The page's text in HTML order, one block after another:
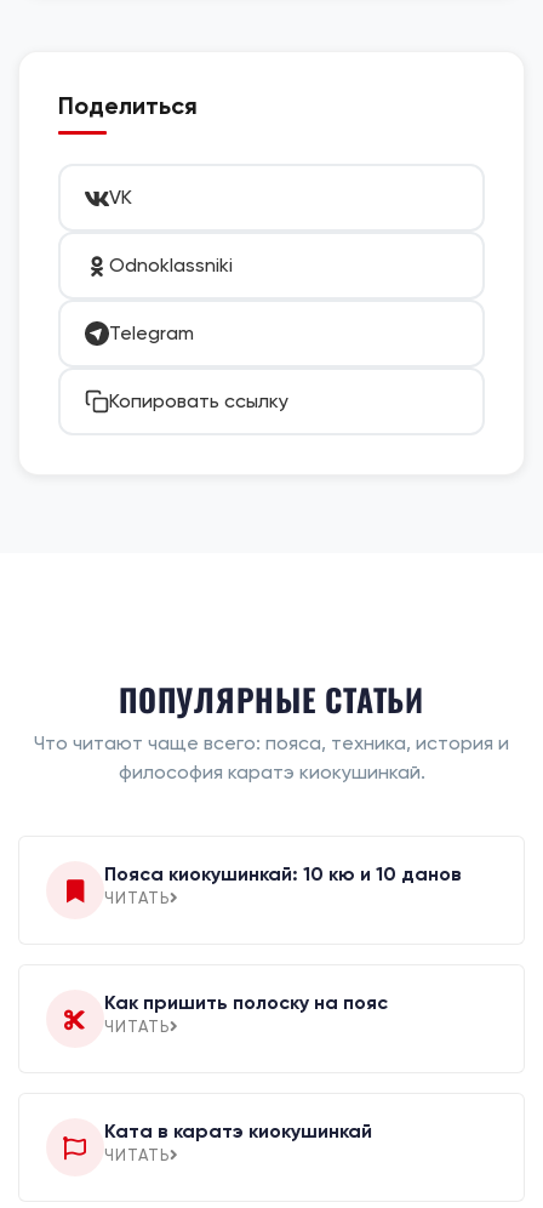
Поделиться
VK
Odnoklassniki
Telegram
Копировать ссылку
ПОПУЛЯРНЫЕ СТАТЬИ
Что читают чаще всего: пояса, техника, история и
философия каратэ киокушинкай.
Пояса киокушинкай: 10 кю и 10 данов
ЧИТАТЬ
Как пришить полоску на пояс
ЧИТАТЬ
Ката в каратэ киокушинкай
ЧИТАТЬ